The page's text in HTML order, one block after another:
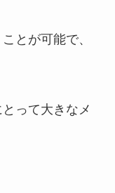
とが可能で、
って大きなメ